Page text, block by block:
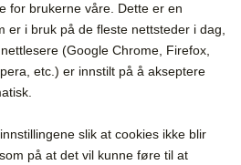
for brukerne våre. Dette er en
er i bruk på de fleste nettsteder i dag,
(Google Chrome, Firefox,
etc.) er innstilt på å akseptere
slik at cookies ikke blir
på at det vil kunne føre til at